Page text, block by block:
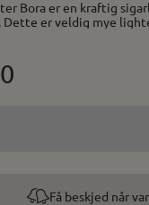
og
Få beskjed når